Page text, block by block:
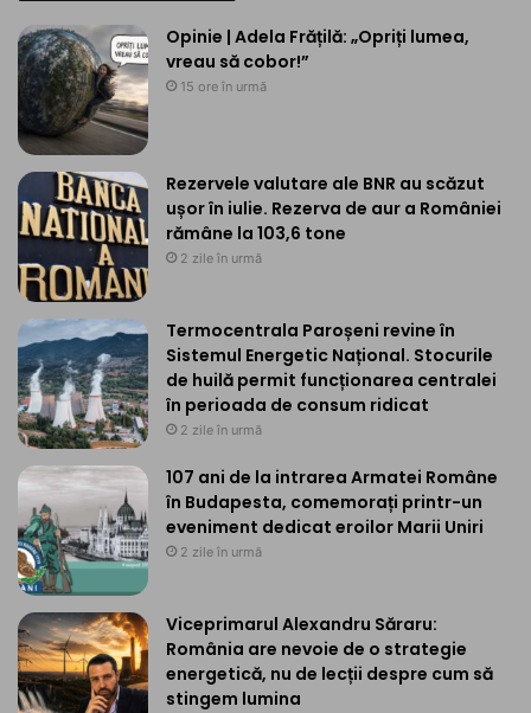
Opinie | Adela Frățilă: „Opriți lumea,
vreau să cobor!”
15 ore în urmă
Rezervele valutare ale BNR au scăzut
ușor în iulie. Rezerva de aur a României
rămâne la 103,6 tone
2 zile în urmă
Termocentrala Paroșeni revine în
Sistemul Energetic Național. Stocurile
de huilă permit funcționarea centralei
în perioada de consum ridicat
2 zile în urmă
107 ani de la intrarea Armatei Române
în Budapesta, comemorați printr-un
eveniment dedicat eroilor Marii Uniri
2 zile în urmă
Viceprimarul Alexandru Săraru:
România are nevoie de o strategie
energetică, nu de lecții despre cum să
stingem lumina